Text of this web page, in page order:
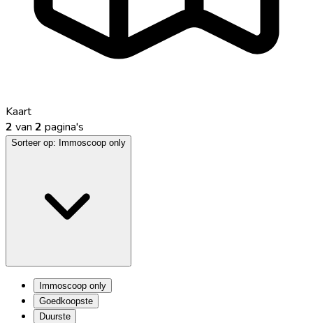
Kaart
2 van 2 pagina's
Sorteer op: Immoscoop only
Immoscoop only
Goedkoopste
Duurste